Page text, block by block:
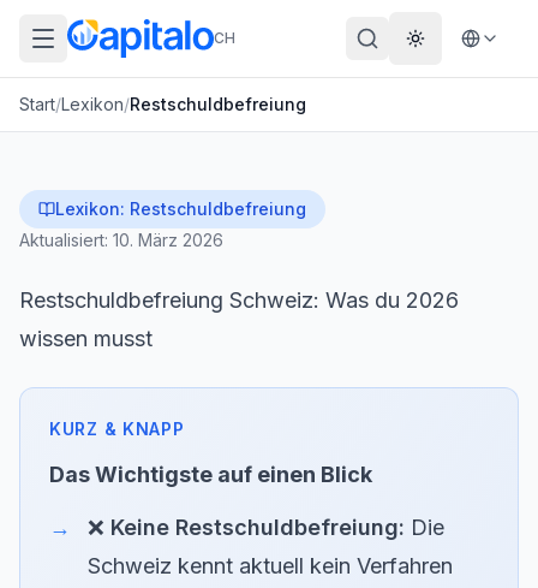
CH Theme
Start/Lexikon/Restschuldbefreiung
Lexikon: Restschuldbefreiung
Aktualisiert: 10. März 2026
Restschuldbefreiung Schweiz: Was du 2026
wissen musst
Das Wichtigste auf einen Blick
❌ Keine Restschuldbefreiung: Die
Schweiz kennt aktuell kein Verfahren